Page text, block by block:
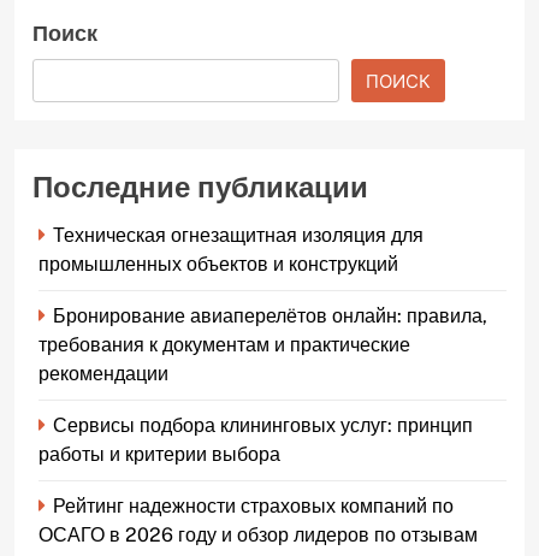
Поиск
ПОИСК
Последние публикации
Техническая огнезащитная изоляция для
промышленных объектов и конструкций
Бронирование авиаперелётов онлайн: правила,
требования к документам и практические
рекомендации
Сервисы подбора клининговых услуг: принцип
работы и критерии выбора
Рейтинг надежности страховых компаний по
ОСАГО в 2026 году и обзор лидеров по отзывам